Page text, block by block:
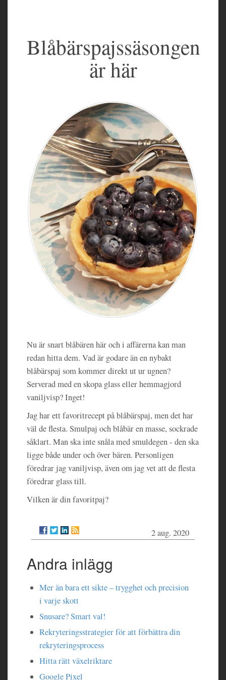
Blåbärspajssäsongen
är här
Nu är snart blåbären här och i affärerna kan man
redan hitta dem. Vad är godare än en nybakt
blåbärspaj som kommer direkt ut ur ugnen?
Serverad med en skopa glass eller hemmagjord
vaniljvisp? Inget!
Jag har ett favoritrecept på blåbärspaj, men det har
väl de flesta. Smulpaj och blåbär en masse, sockrade
såklart. Man ska inte snåla med smuldegen - den ska
ligge både under och över bären. Personligen
föredrar jag vaniljvisp, även om jag vet att de flesta
föredrar glass till.
Vilken är din favoritpaj?
2 aug. 2020
Andra inlägg
Mer än bara ett sikte – trygghet och precision
i varje skott
Snusare? Smart val!
Rekryteringsstrategier för att förbättra din
rekryteringsprocess
Hitta rätt växelriktare
Google Pixel